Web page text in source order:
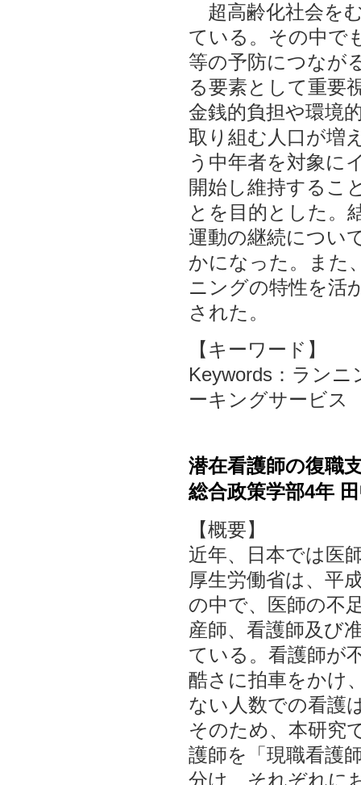
超高齢化社会を
ている。その中で
等の予防につなが
る要素として重
金銭的負担や環境
取り組む人口が増
う中年者を対象に
開始し維持するこ
とを目的とした。
運動の継続につい
かになった。また
ニングの特性を活
された。
【キーワード】
Keywords：ラン
ーキングサービス
潜在看護師の復職
総合政策学部4年
【概要】
近年、日本では医
厚生労働省は、平
の中で、医師の不
産師、看護師及び
ている。看護師が
酷さに拍車をかけ
ない人数での看護
そのため、本研究
護師を「現職看護
分け、それぞれに